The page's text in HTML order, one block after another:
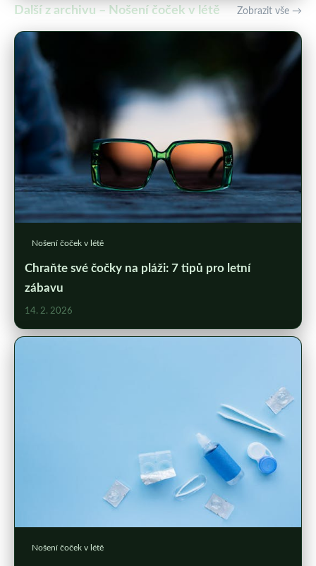
Další z archivu – Nošení čoček v létě Zobrazit vše →
Nošení čoček v létě
Chraňte své čočky na pláži: 7 tipů pro letní
zábavu
14. 2. 2026
Nošení čoček v létě